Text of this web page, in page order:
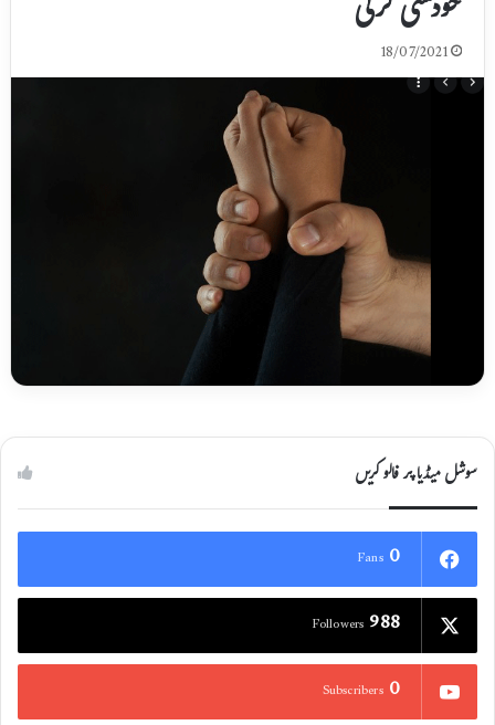
18/07/2021
سوشل میڈیا پر فالو کریں
0
Fans
988
Followers
0
Subscribers